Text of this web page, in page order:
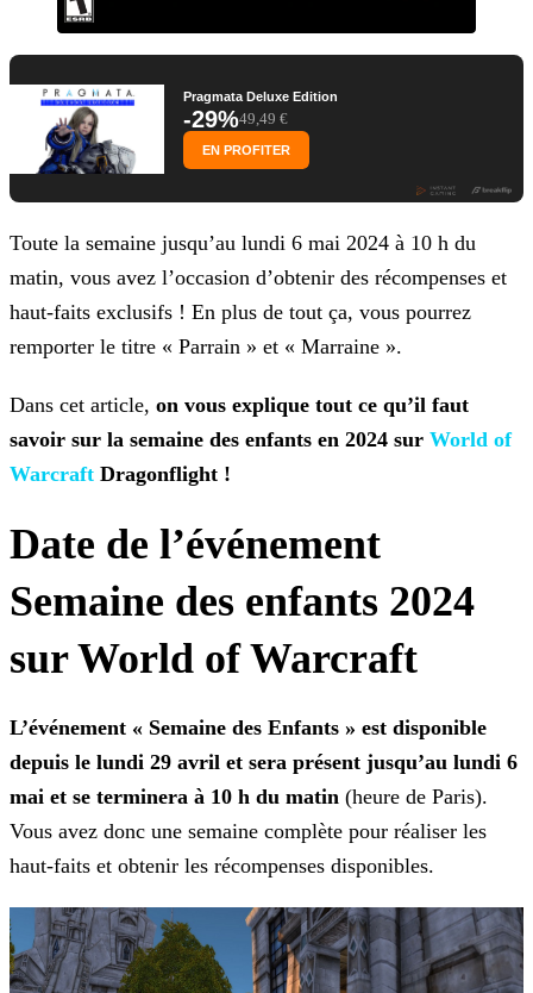
Pragmata Deluxe Edition
-29%49,49 €
EN PROFITER
Toute la semaine jusqu’au lundi 6 mai 2024 à 10 h du
matin, vous avez l’occasion d’obtenir des récompenses et
haut-faits exclusifs ! En plus de tout ça, vous pourrez
remporter le titre « Parrain » et « Marraine ».
Dans cet article, on vous explique tout ce qu’il faut
savoir sur la semaine des enfants en 2024 sur World of
Warcraft Dragonflight !
Date de l’événement
Semaine des enfants 2024
sur World of Warcraft
L’événement « Semaine des Enfants » est disponible
depuis le lundi 29 avril et sera présent jusqu’au lundi 6
mai et se terminera à 10 h du matin (heure de Paris).
Vous avez donc une semaine complète pour réaliser les
haut-faits et obtenir les récompenses disponibles.